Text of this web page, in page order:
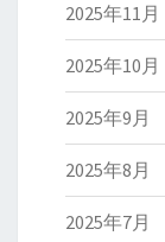
2025年11月
2025年10月
2025年9月
2025年8月
2025年7月